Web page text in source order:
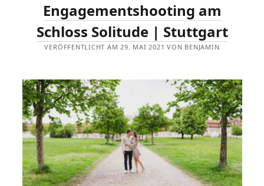
Engagementshooting am
Schloss Solitude | Stuttgart
VERÖFFENTLICHT AM 29. MAI 2021 VON BENJAMIN